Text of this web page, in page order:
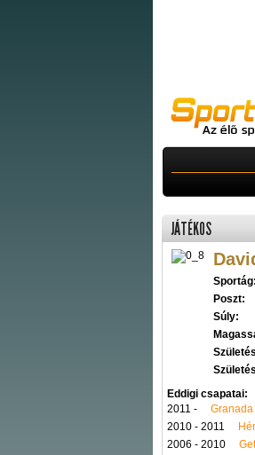
JÁTÉKOS
Sportág:
Poszt:
Súly:
Eddigi csapatai:
2011 -
Granada
2010 - 2011
2006 - 2010